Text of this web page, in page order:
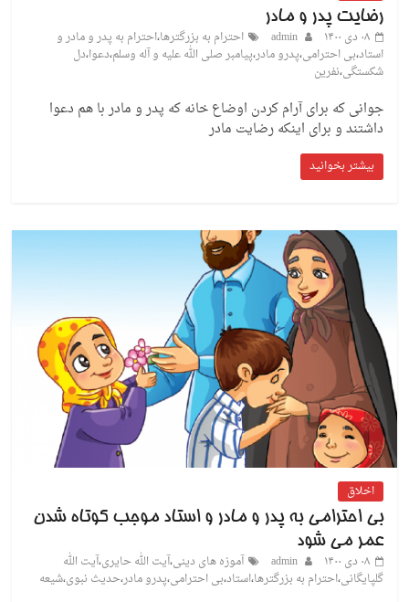
رضایت پدر و مادر
۰۸ دی ۱۴۰۰
admin احترام به بزرگترها،احترام به پدر و مادر و
استاد،بی احترامی،پدرو مادر،پیامبر صلی الله علیه و آله وسلم،دعوا،دل
شکستگی،نفرین
جوانی که برای آرام کردن اوضاع خانه که پدر و مادر با هم دعوا
داشتند و برای اینکه رضایت مادر
بیشتر بخوانید
اخلاق
بی احترامی به پدر و مادر و استاد موجب کوتاه شدن
عمر می شود
۰۸ دی ۱۴۰۰
admin آموزه های دینی،آیت الله حایری،آیت الله
گلپایگانی،احترام به بزرگترها،استاد،بی احترامی،پدرو مادر،حدیث نبوی،شیعه